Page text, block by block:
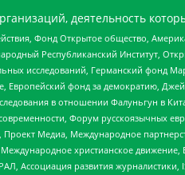
деятельность
Фонд Открытое общество,
Республиканский Институт,
исследований, Германский
Европейский фонд за демократию,
в отношении Фалуньгун в
Форум русскоязычных
Медиа, Международное
христианское
Ассоциация развития